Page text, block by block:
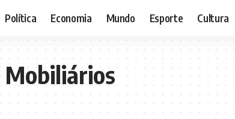
Política Economia Mundo Esporte Cultura
Mobiliários